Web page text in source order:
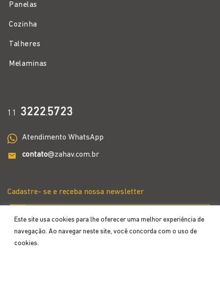
Este site usa cookies para lhe oferecer uma melhor experiência de
navegação. Ao navegar neste site, você concorda com o uso de
cookies.
Panelas
Cozinha
Talheres
Melaminas
11 3222.5723
Atendimento WhatsApp
contato@zahav.com.br
Cadastre- se e receba nossa newsletter